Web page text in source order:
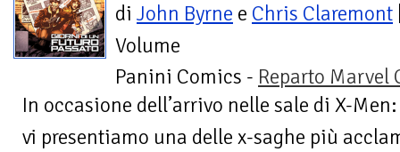
di John Byrne e Chris Claremont
Volume
Panini Comics - Reparto Marvel
In occasione dell’arrivo nelle sale di X-
vi presentiamo una delle x-saghe più